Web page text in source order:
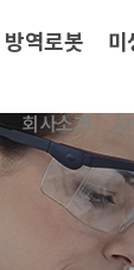
방역로봇 미
회사소개